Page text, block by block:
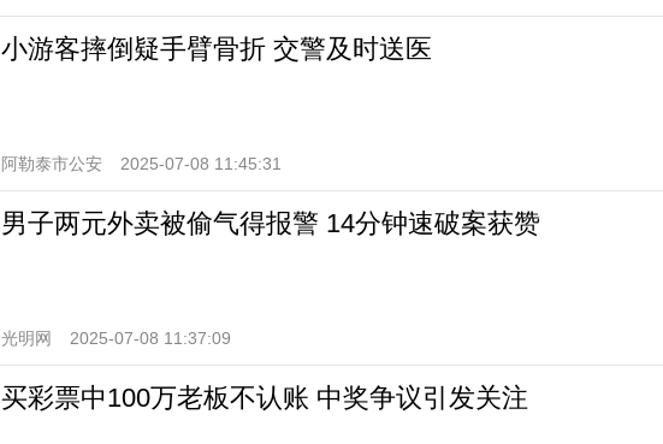
小游客摔倒疑手臂骨折 交警及时送医
阿勒泰市公安 2025-07-08 11:45:31
男子两元外卖被偷气得报警 14分钟速破案获赞
光明网 2025-07-08 11:37:09
买彩票中100万老板不认账 中奖争议引发关注